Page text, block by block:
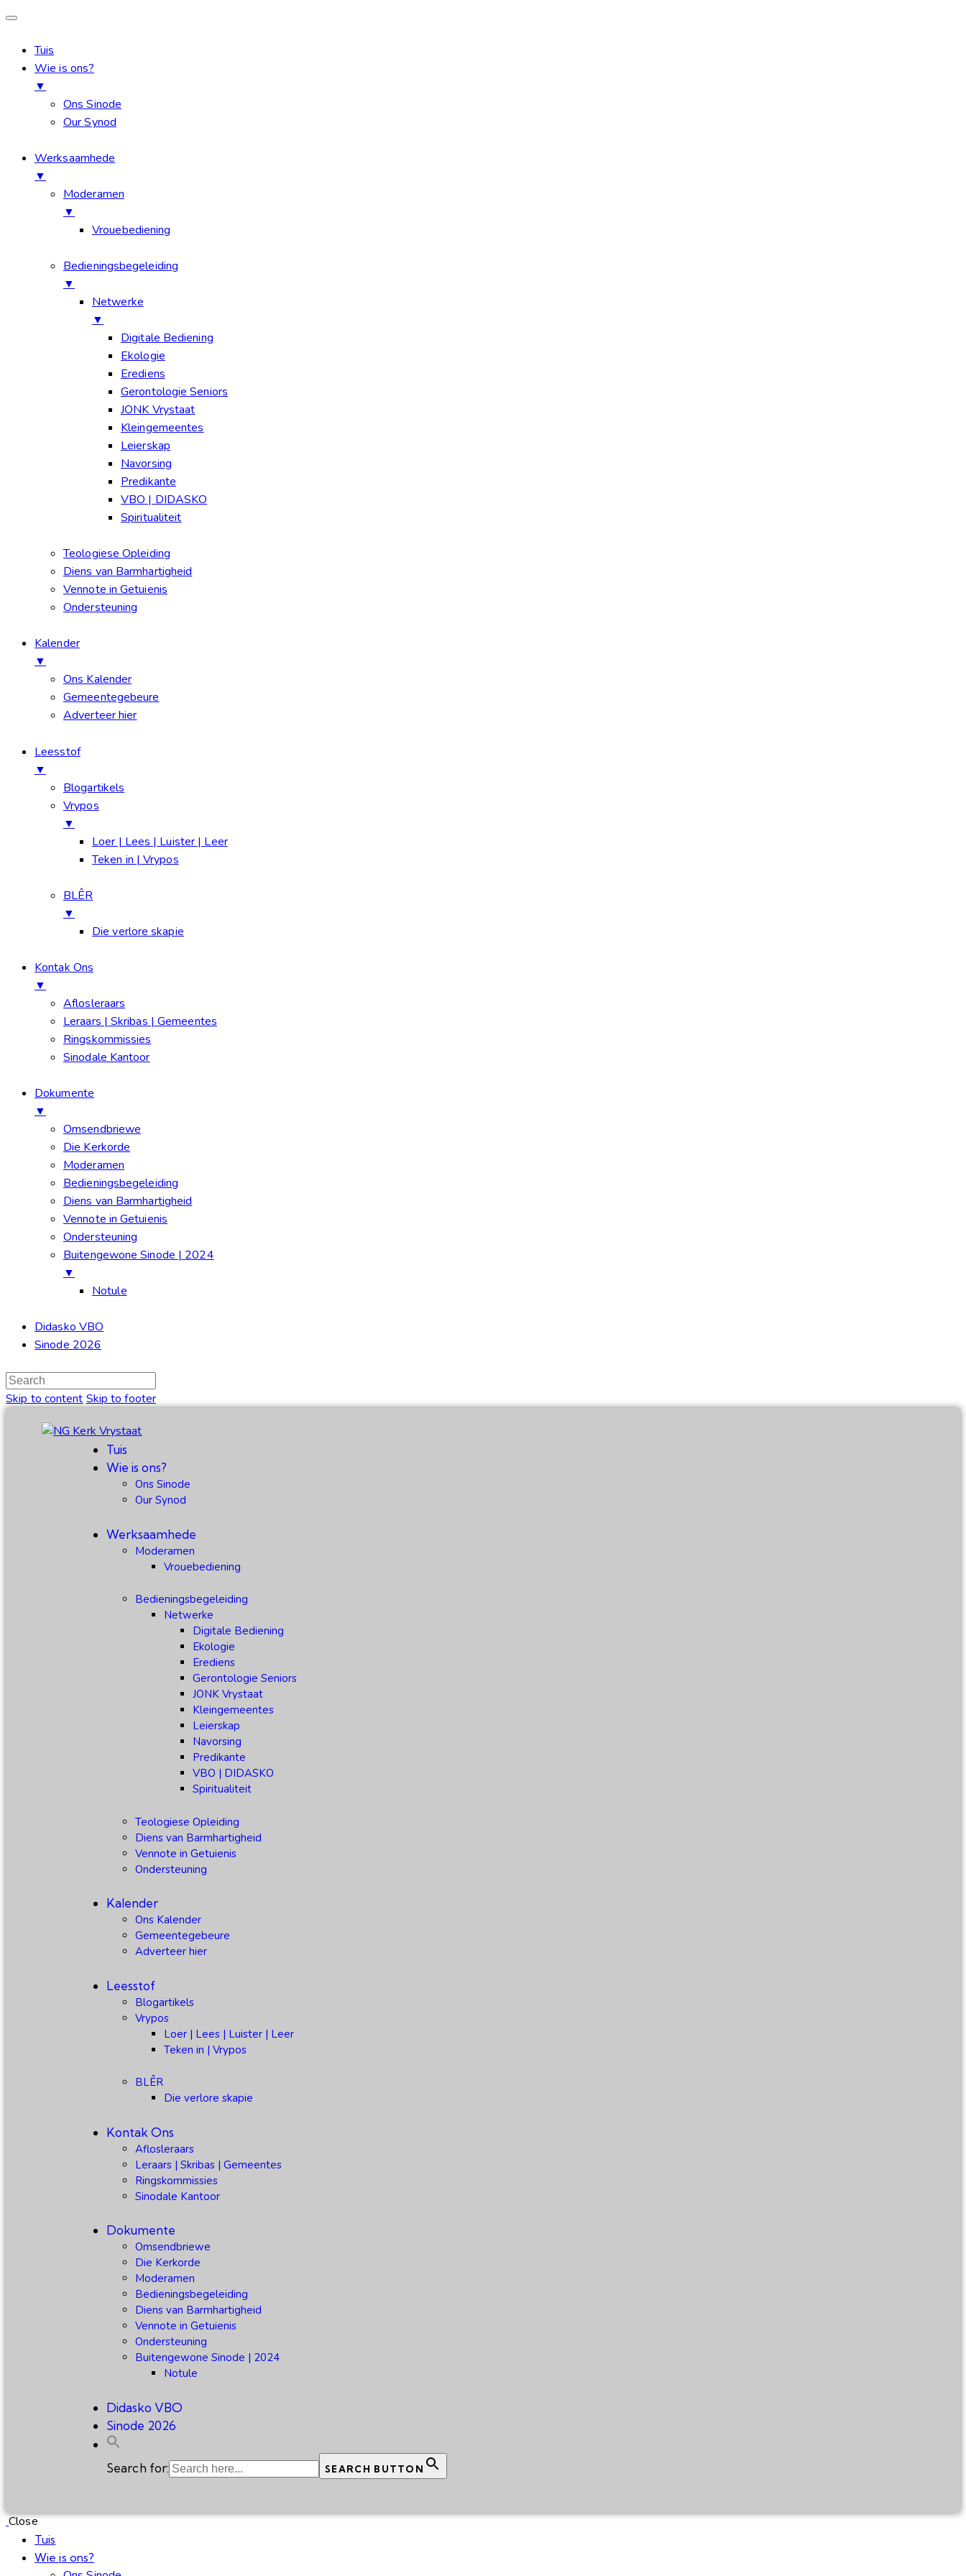
Tuis
Wie is ons?
▼
Ons Sinode
Our Synod
Werksaamhede
▼
Moderamen
▼
Vrouebediening
Bedieningsbegeleiding
▼
Netwerke
▼
Digitale Bediening
Ekologie
Erediens
Gerontologie Seniors
JONK Vrystaat
Kleingemeentes
Leierskap
Navorsing
Predikante
VBO | DIDASKO
Spiritualiteit
Teologiese Opleiding
Diens van Barmhartigheid
Vennote in Getuienis
Ondersteuning
Kalender
▼
Ons Kalender
Gemeentegebeure
Adverteer hier
Leesstof
▼
Blogartikels
Vrypos
▼
Loer | Lees | Luister | Leer
Teken in | Vrypos
BLÊR
▼
Die verlore skapie
Kontak Ons
▼
Aflosleraars
Leraars | Skribas | Gemeentes
Ringskommissies
Sinodale Kantoor
Dokumente
▼
Omsendbriewe
Die Kerkorde
Moderamen
Bedieningsbegeleiding
Diens van Barmhartigheid
Vennote in Getuienis
Ondersteuning
Buitengewone Sinode | 2024
▼
Notule
Didasko VBO
Sinode 2026
Skip to content Skip to footer
Tuis
Wie is ons?
Ons Sinode
Our Synod
Werksaamhede
Moderamen
Vrouebediening
Bedieningsbegeleiding
Netwerke
Digitale Bediening
Ekologie
Erediens
Gerontologie Seniors
JONK Vrystaat
Kleingemeentes
Leierskap
Navorsing
Predikante
VBO | DIDASKO
Spiritualiteit
Teologiese Opleiding
Diens van Barmhartigheid
Vennote in Getuienis
Ondersteuning
Kalender
Ons Kalender
Gemeentegebeure
Adverteer hier
Leesstof
Blogartikels
Vrypos
Loer | Lees | Luister | Leer
Teken in | Vrypos
BLÊR
Die verlore skapie
Kontak Ons
Aflosleraars
Leraars | Skribas | Gemeentes
Ringskommissies
Sinodale Kantoor
Dokumente
Omsendbriewe
Die Kerkorde
Moderamen
Bedieningsbegeleiding
Diens van Barmhartigheid
Vennote in Getuienis
Ondersteuning
Buitengewone Sinode | 2024
Notule
Didasko VBO
Sinode 2026
Search for: SEARCH BUTTON
Close
Tuis
Wie is ons?